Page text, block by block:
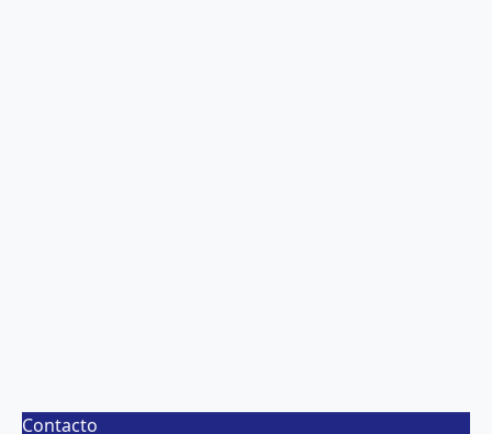
Contacto